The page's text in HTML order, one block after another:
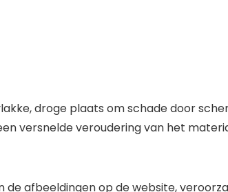
droge plaats om schade door
versnelde veroudering van het
de afbeeldingen op de website,